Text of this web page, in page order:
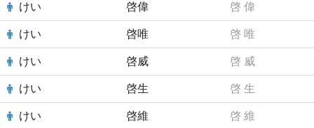
けい 啓偉 啓 偉
けい 啓唯 啓 唯
けい 啓威 啓 威
けい 啓生 啓 生
けい 啓維 啓 維